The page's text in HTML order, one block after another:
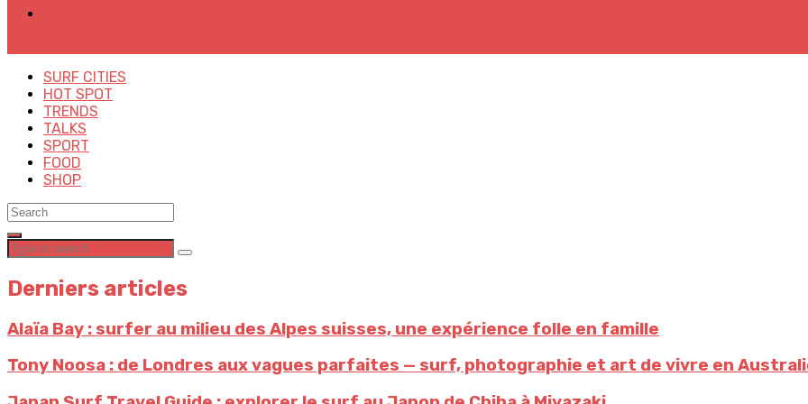
SURF CITIES
HOT SPOT
TRENDS
TALKS
SPORT
FOOD
SHOP
Derniers articles
Alaïa Bay : surfer au milieu des Alpes suisses, une expérience folle en famille
Tony Noosa : de Londres aux vagues parfaites — surf, photographie et art de vivre en